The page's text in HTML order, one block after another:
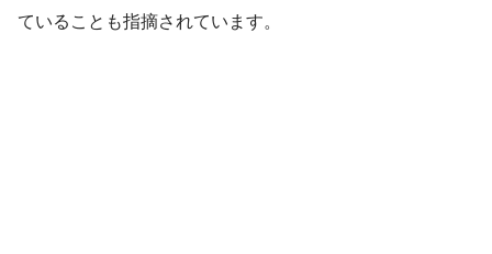
ていることも指摘されています。